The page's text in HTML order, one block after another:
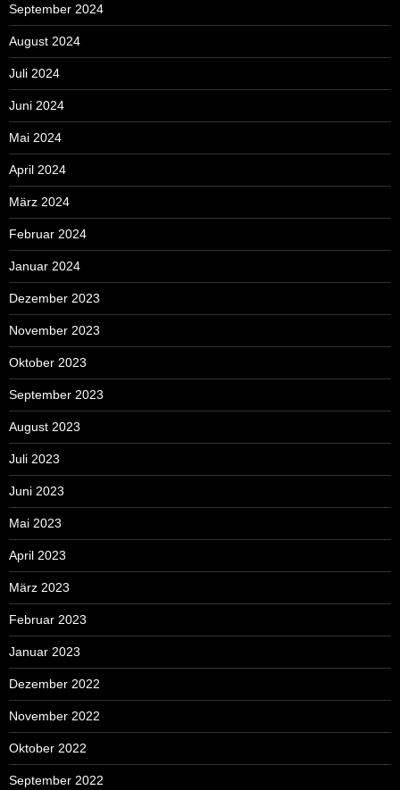
September 2024
August 2024
Juli 2024
Juni 2024
Mai 2024
April 2024
März 2024
Februar 2024
Januar 2024
Dezember 2023
November 2023
Oktober 2023
September 2023
August 2023
Juli 2023
Juni 2023
Mai 2023
April 2023
März 2023
Februar 2023
Januar 2023
Dezember 2022
November 2022
Oktober 2022
September 2022